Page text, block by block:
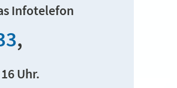
Infotelefon
,
Uhr.